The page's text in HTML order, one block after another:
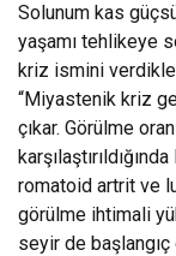
Solunum kas
yaşamı tehlikeye
kriz ismini
“Miyastenik kriz
çıkar. Görülme
romatoid artrit ve
görülme ihtimali
seyir de